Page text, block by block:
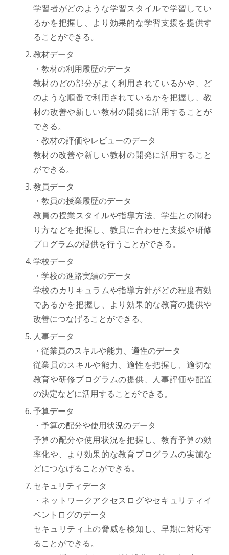
学習者がどのような学習スタイルで学習してい
るかを把握し、より効果的な学習支援を提供す
ることができる。
教材データ
・教材の利用履歴のデータ
教材のどの部分がよく利用されているかや、ど
のような順番で利用されているかを把握し、教
材の改善や新しい教材の開発に活用することが
できる。
・教材の評価やレビューのデータ
教材の改善や新しい教材の開発に活用すること
ができる。
教員データ
・教員の授業履歴のデータ
教員の授業スタイルや指導方法、学生との関わ
り方などを把握し、教員に合わせた支援や研修
プログラムの提供を行うことができる。
学校データ
・学校の進路実績のデータ
学校のカリキュラムや指導方針がどの程度有効
であるかを把握し、より効果的な教育の提供や
改善につなげることができる。
人事データ
・従業員のスキルや能力、適性のデータ
従業員のスキルや能力、適性を把握し、適切な
教育や研修プログラムの提供、人事評価や配置
の決定などに活用することができる。
予算データ
・予算の配分や使用状況のデータ
予算の配分や使用状況を把握し、教育予算の効
率化や、より効果的な教育プログラムの実施な
どにつなげることができる。
セキュリティデータ
・ネットワークアクセスログやセキュリティイ
ベントログのデータ
セキュリティ上の脅威を検知し、早期に対応す
ることができる。